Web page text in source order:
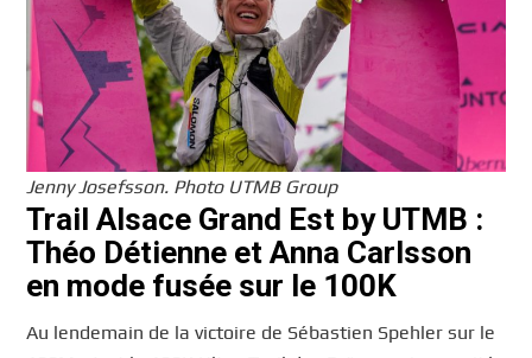
Jenny Josefsson. Photo UTMB Group
Trail Alsace Grand Est by UTMB :
Théo Détienne et Anna Carlsson
en mode fusée sur le 100K
Au lendemain de la victoire de Sébastien Spehler sur le